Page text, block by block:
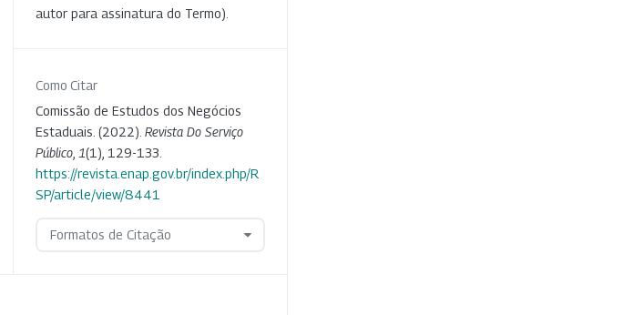
autor para assinatura do Termo).
Como Citar
Comissão de Estudos dos Negócios
Estaduais. (2022). Revista Do Serviço
Público 1(1), 129-133.
https://revista.enap.gov.br/index.php/R
SP/article/view/8441
Formatos de Citação